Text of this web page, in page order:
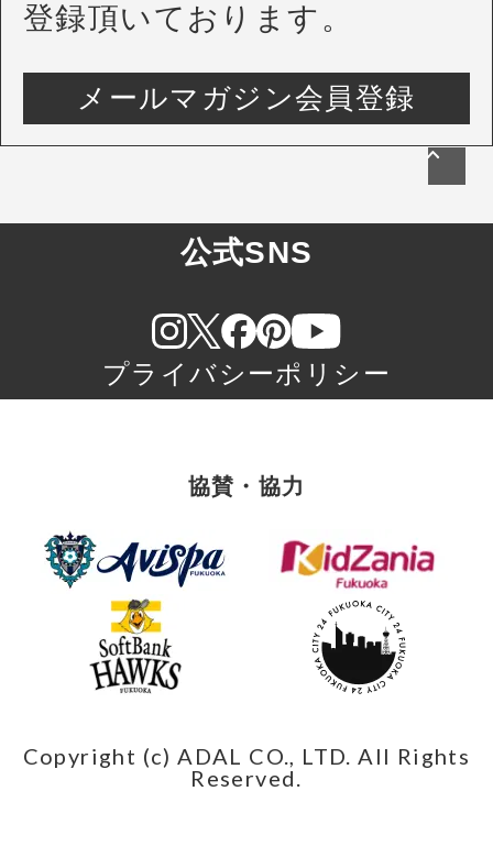
登録頂いております。
メールマガジン会員登録
公式SNS
プライバシーポリシー
協賛・協力
Copyright (c) ADAL CO., LTD. All Rights
Reserved.